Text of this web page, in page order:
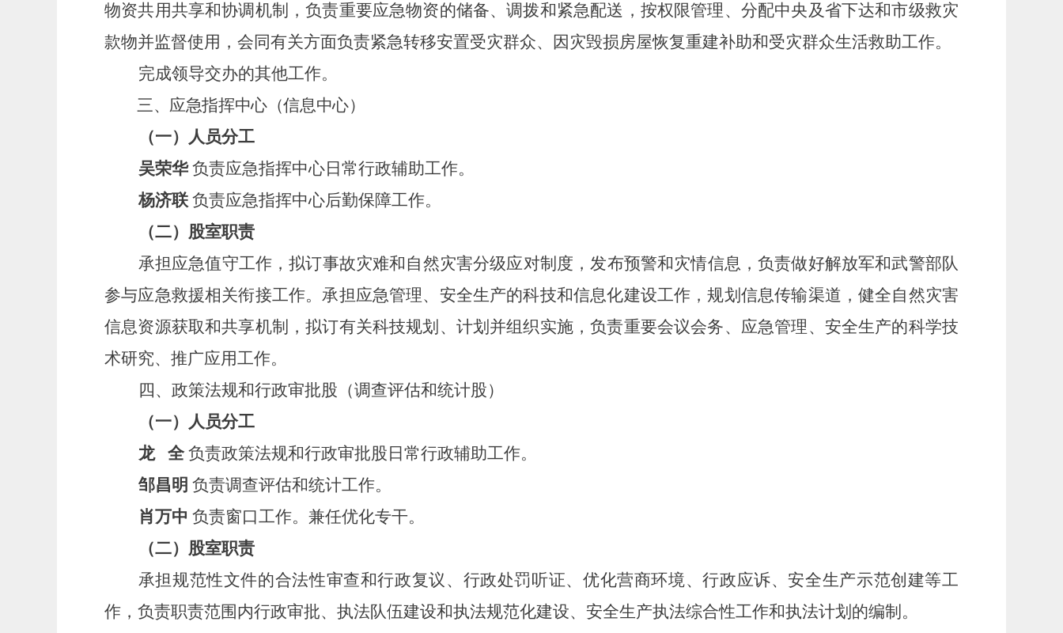
物资共用共享和协调机制，负责重要应急物资的储备、调拨和紧急配送，按权限管理、分配中央及省下达和市级救灾
款物并监督使用，会同有关方面负责紧急转移安置受灾群众、因灾毁损房屋恢复重建补助和受灾群众生活救助工作。
完成领导交办的其他工作。
三、应急指挥中心（信息中心）
（一）人员分工
吴荣华负责应急指挥中心日常行政辅助工作。
杨济联负责应急指挥中心后勤保障工作。
（二）股室职责
承担应急值守工作，拟订事故灾难和自然灾害分级应对制度，发布预警和灾情信息，负责做好解放军和武警部队
参与应急救援相关衔接工作。承担应急管理、安全生产的科技和信息化建设工作，规划信息传输渠道，健全自然灾害
信息资源获取和共享机制，拟订有关科技规划、计划并组织实施，负责重要会议会务、应急管理、安全生产的科学技
术研究、推广应用工作。
四、 政策法规和行政审批股（调查评估和统计股）
（一） 人员分工
龙
全负责政策法规和行政审批股日常行政辅助工作。
邹昌明 负责调查评估和统计工作。
肖万中 负责窗口工作。兼任优化专干。
（二）股室职责
承担规范性文件的合法性审查和行政复议、行政处罚听证、优化营商环境、行政应诉、安全生产示范创建等工
作，负责职责范围内行政审批、执法队伍建设和执法规范化建设、安全生产执法综合性工作和执法计划的编制。